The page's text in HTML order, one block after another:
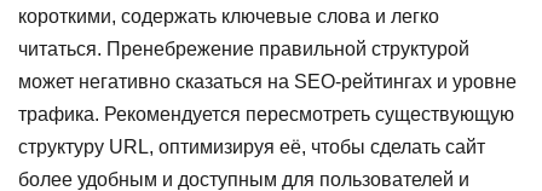
короткими, содержать ключевые слова и легко
читаться. Пренебрежение правильной структурой
может негативно сказаться на SEO-рейтингах и уровне
трафика. Рекомендуется пересмотреть существующую
структуру URL, оптимизируя её, чтобы сделать сайт
более удобным и доступным для пользователей и